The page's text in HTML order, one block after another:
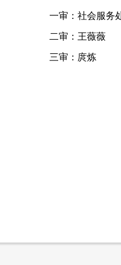
一审： 社会服务
二审： 王薇薇
三审： 庹炼